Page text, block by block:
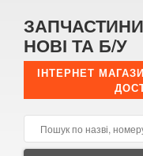
ЗАПЧАСТИНИ
НОВІ ТА Б/У
ІНТЕРНЕТПримітка:
E-mail:
Телефон: